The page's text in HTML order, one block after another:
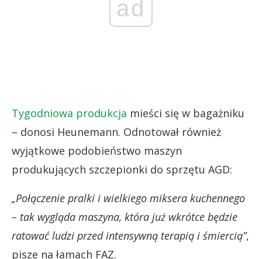
ad
Tygodniowa produkcja mieści się w bagażniku
– donosi Heunemann. Odnotował również
wyjątkowe podobieństwo maszyn
produkujących szczepionki do sprzętu AGD:
„Połączenie pralki i wielkiego miksera kuchennego
– tak wygląda maszyna, która już wkrótce będzie
ratować ludzi przed intensywną terapią i śmiercią”,
pisze na łamach FAZ.